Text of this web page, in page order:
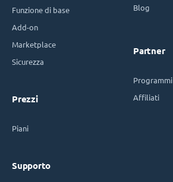
Funzione di base
Add-on
Marketplace
Sicurezza
Prezzi
Piani
Supporto
Blog
Partner
Programmi
Affiliati